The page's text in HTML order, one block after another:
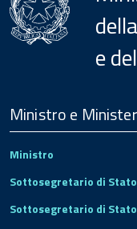
e
Footer
Ministro e
Ministro
Sottosegretario di Stato
Sottosegretario di Stato